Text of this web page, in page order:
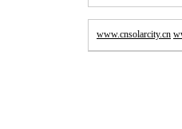
www.cnsolarcity.cn